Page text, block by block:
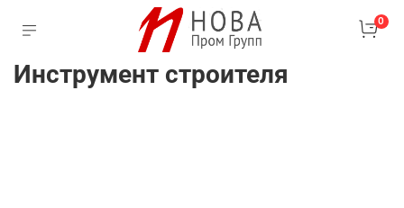
0
Инструмент строителя